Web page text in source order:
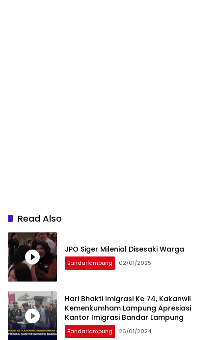
Read Also
JPO Siger Milenial Disesaki Warga
Bandarlampung 02/01/2025
Hari Bhakti Imigrasi Ke 74, Kakanwil
Kemenkumham Lampung Apresiasi
Kantor Imigrasi Bandar Lampung
Bandarlampung 26/01/2024